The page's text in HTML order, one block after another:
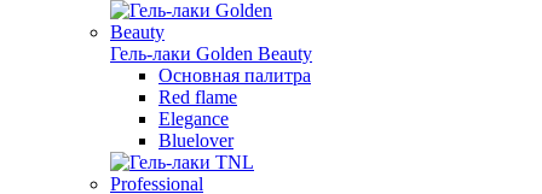
Гель-лаки Golden Beauty
Основная палитра
Red flame
Elegance
Bluelover